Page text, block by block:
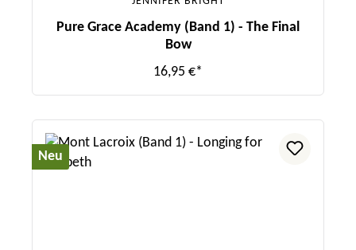
Pure Grace Academy (Band 1) - The Final
Bow
16,95 €*
Neu